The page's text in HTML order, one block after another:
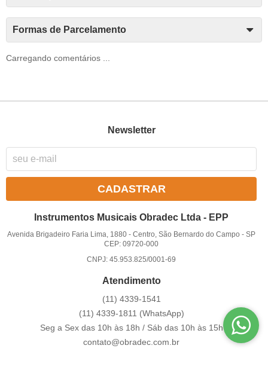
Formas de Parcelamento
Carregando comentários ...
Newsletter
CADASTRAR
Instrumentos Musicais Obradec Ltda - EPP
Avenida Brigadeiro Faria Lima, 1880 -Centro, São Bernardo do Campo -SP
CEP: 09720-000
CNPJ: 45.953.825/0001-69
Atendimento
(11) 4339-1541
(11) 4339-1811 (WhatsApp)
Seg a Sex das 10h às 18h / Sáb das 10h às 15h
contato@obradec.com.br